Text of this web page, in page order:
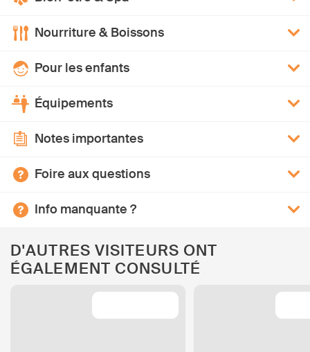
Nourriture & Boissons
Pour les enfants
Équipements
Notes importantes
Foire aux questions
Info manquante ?
D'AUTRES VISITEURS ONT
ÉGALEMENT CONSULTÉ